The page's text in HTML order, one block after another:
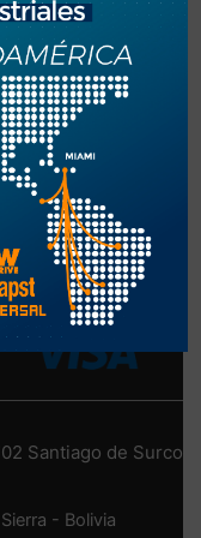
Santiago de Surco
- Bolivia